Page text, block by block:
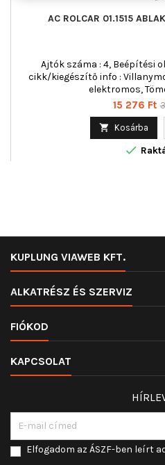
AC ROLCAR 01.1515
Ajtók száma : 4, Beépítési
cikk/kiegészítő info :
elektromos,
Ár
15 276 Ft
 Kosárba

KUPLUNG VIAWEB KFT.
ALKATRÉSZ ÉS SZERVIZ
FIÓKOD
KAPCSOLAT
Elfogadom az ÁSZF-ben leírt